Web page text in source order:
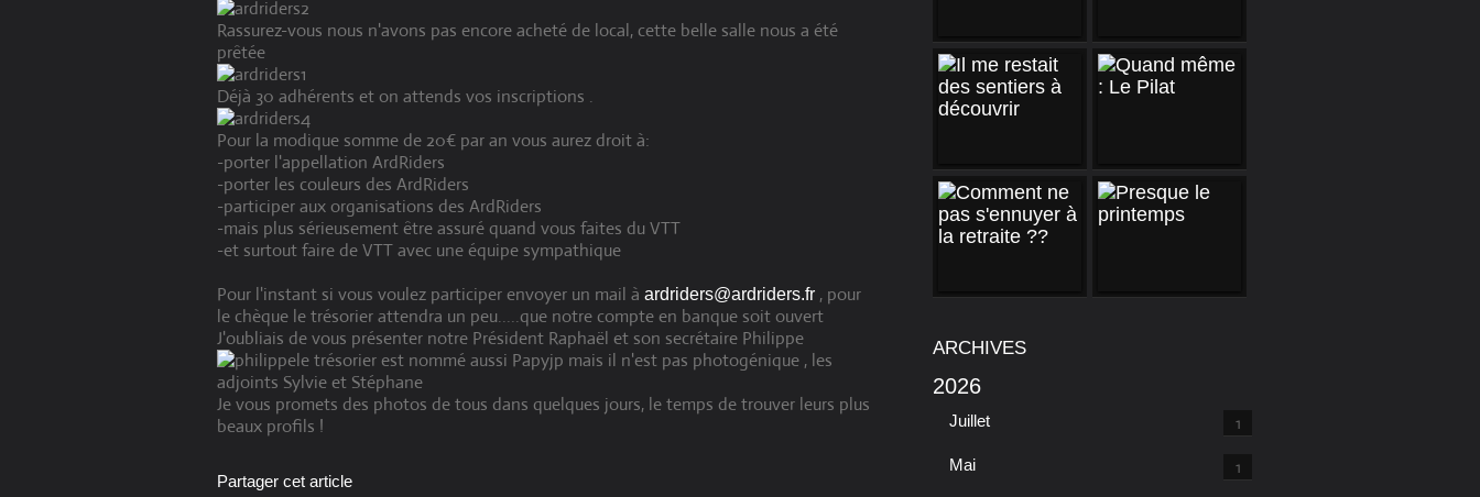
Rassurez-vous nous n'avons pas encore acheté de local, cette belle salle nous a été
prêtée
Déjà 30 adhérents et on attends vos inscriptions .
Pour la modique somme de 20€ par an vous aurez droit à:
-porter l'appellation ArdRiders
-porter les couleurs des ArdRiders
-participer aux organisations des ArdRiders
-mais plus sérieusement être assuré quand vous faites du VTT
-et surtout faire de VTT avec une équipe sympathique
Pour l'instant si vous voulez participer envoyer un mail à ardriders@ardriders.fr , pour
le chèque le trésorier attendra un peu.....que notre compte en banque soit ouvert
J'oubliais de vous présenter notre Président Raphaël et son secrétaire Philippe
le trésorier est nommé aussi Papyjp mais il n'est pas photogénique , les
adjoints Sylvie et Stéphane
Je vous promets des photos de tous dans quelques jours, le temps de trouver leurs plus
beaux profils !
Partager cet article
ARCHIVES
2026
Juillet 1
Mai 1